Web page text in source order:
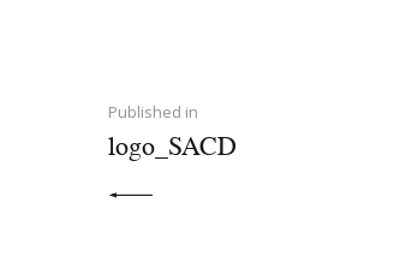
Published in
logo_SACD